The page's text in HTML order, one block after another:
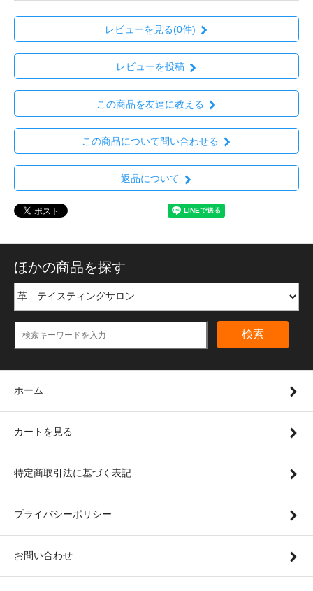
レビューを見る(0件)
レビューを投稿
この商品を友達に教える
この商品について問い合わせる
返品について
ほかの商品を探す
検索
ホーム
カートを見る
特定商取引法に基づく表記
プライバシーポリシー
お問い合わせ